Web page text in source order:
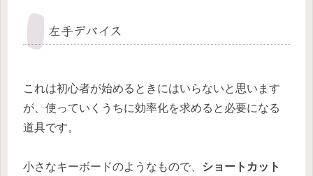
左手デバイス
これは初心者が始めるときにはいらないと思います
が、使っていくうちに効率化を求めると必要になる
道具です。
小さなキーボードのようなもので、 ショートカット